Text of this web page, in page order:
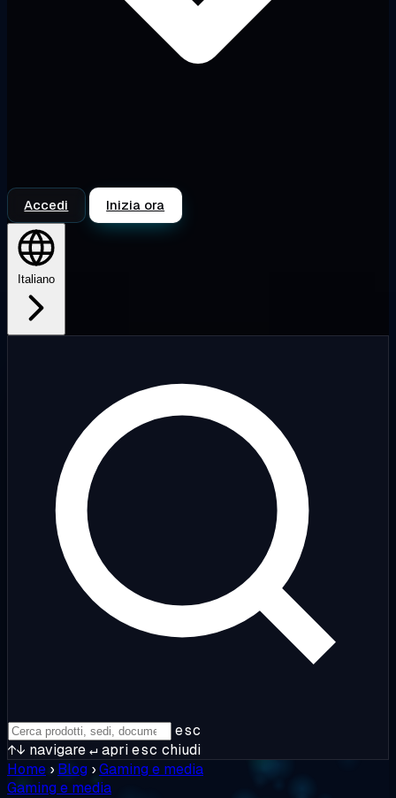
Accedi Inizia ora
Italiano
esc
↑↓ navigare↵apriesc chiudi
Home › Blog ›Gaming e media
Gaming e media